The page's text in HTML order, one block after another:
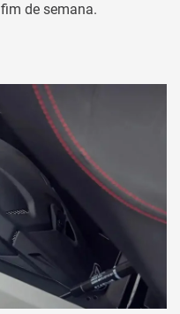
de semana.